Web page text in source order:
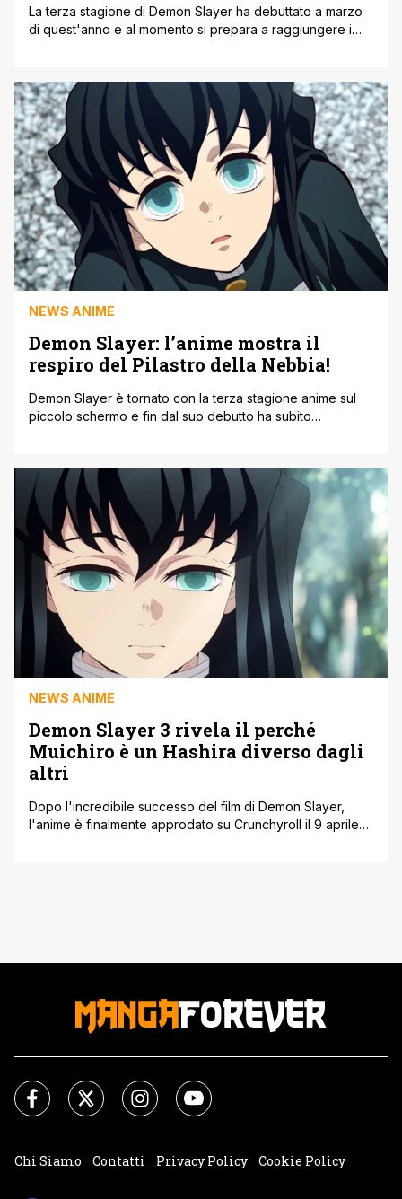
La terza stagione di Demon Slayer ha debuttato a marzo
di quest'anno e al momento si prepara a raggiungere i
dato prova del suo potenziale qualitativo che riporta sul
piccolo schermo, lasciando tutti i fan a bocca aperta. E [']
NEWS ANIME
Demon Slayer: l’anime mostra il
respiro del Pilastro della Nebbia!
Demon Slayer è tornato con la terza stagione anime sul
piccolo schermo e fin dal suo debutto ha subito
Ufotable, che si occupa dell'adattamento del manga di
Koyoharu Gotouge non fa che confermare l'alto livello
della [']
NEWS ANIME
Demon Slayer 3 rivela il perché
Muichiro è un Hashira diverso dagli
altri
Dopo l'incredibile successo del film di Demon Slayer,
l'anime è finalmente approdato su Crunchyroll il 9 aprile
Chi Siamo Contatti Privacy Policy
Cookie Policy